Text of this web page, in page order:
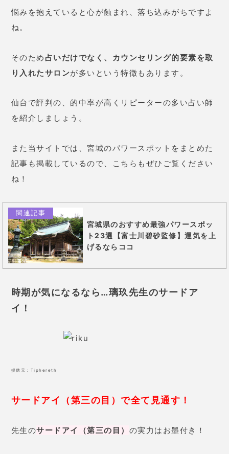
悩みを抱えていると心が蝕まれ、落ち込みがちですよ
ね。
そのため 占いだけでなく、カウンセリング的要素を取
り入れたサロンが多いという特徴もあります。
仙台で評判の、的中率が高くリピーターの多い占い師
を紹介しましょう。
また当サイトでは、宮城のパワースポットをまとめた
記事も掲載しているので、こちらもぜひご覧ください
ね！
関連記事
宮城県のおすすめ最強パワースポッ
ト23選【富士川碧砂監修】運気を上
げるならココ
時期が気になるなら…璃玖先生のサードア
イ！
提供元： Tiphereth
サードアイ（第三の目）で全て見通す！
先生のサードアイ（第三の目） の実力はお墨付き！